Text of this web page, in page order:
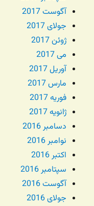
آگوست 2017
جولای 2017
ژوئن 2017
می 2017
آوریل 2017
مارس 2017
فوریه 2017
ژانویه 2017
دسامبر 2016
نوامبر 2016
اکتبر 2016
سپتامبر 2016
آگوست 2016
جولای 2016